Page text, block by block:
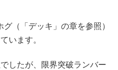
グ（「デッキ」の章を参照）
います。
したが、限界突破ランバー